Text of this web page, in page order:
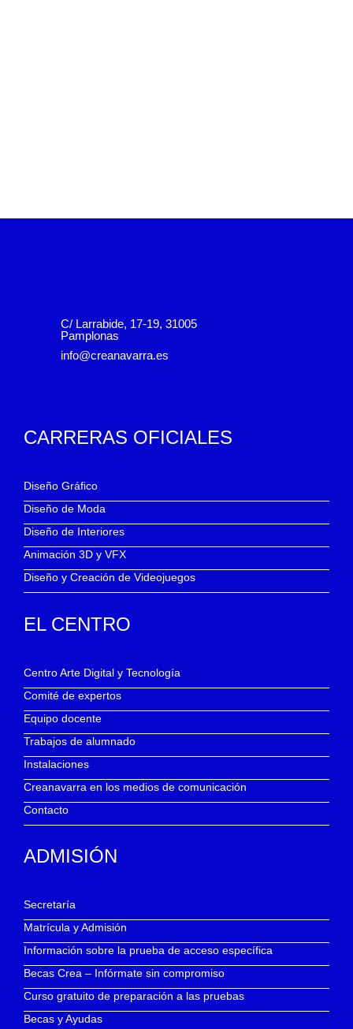
C/ Larrabide, 17-19, 31005
Pamplonas
info@creanavarra.es
CARRERAS OFICIALES
Diseño Gráfico
Diseño de Moda
Diseño de Interiores
Animación 3D y VFX
Diseño y Creación de Videojuegos
EL CENTRO
Centro Arte Digital y Tecnología
Comité de expertos
Equipo docente
Trabajos de alumnado
Instalaciones
Creanavarra en los medios de comunicación
Contacto
ADMISIÓN
Secretaría
Matrícula y Admisión
Información sobre la prueba de acceso específica
Becas Crea – Infórmate sin compromiso
Curso gratuito de preparación a las pruebas
Becas y Ayudas